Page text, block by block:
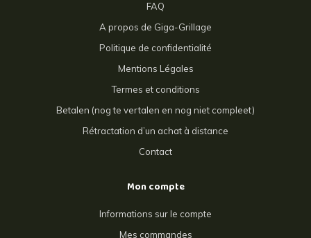
FAQ
A propos de Giga-Grillage
Politique de confidentialité
Mentions Légales
Termes et conditions
Betalen (nog te vertalen en nog niet compleet)
Rétractation d’un achat à distance
Contact
Mon compte
Informations sur le compte
Mes commandes